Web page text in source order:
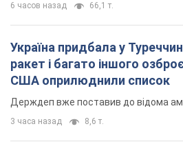
6 часов назад 66,1 т.
Україна придбала у
ракет і багато іншого
США оприлюднили список
Держдеп вже поставив до відома
3 часа назад 8,6 т.